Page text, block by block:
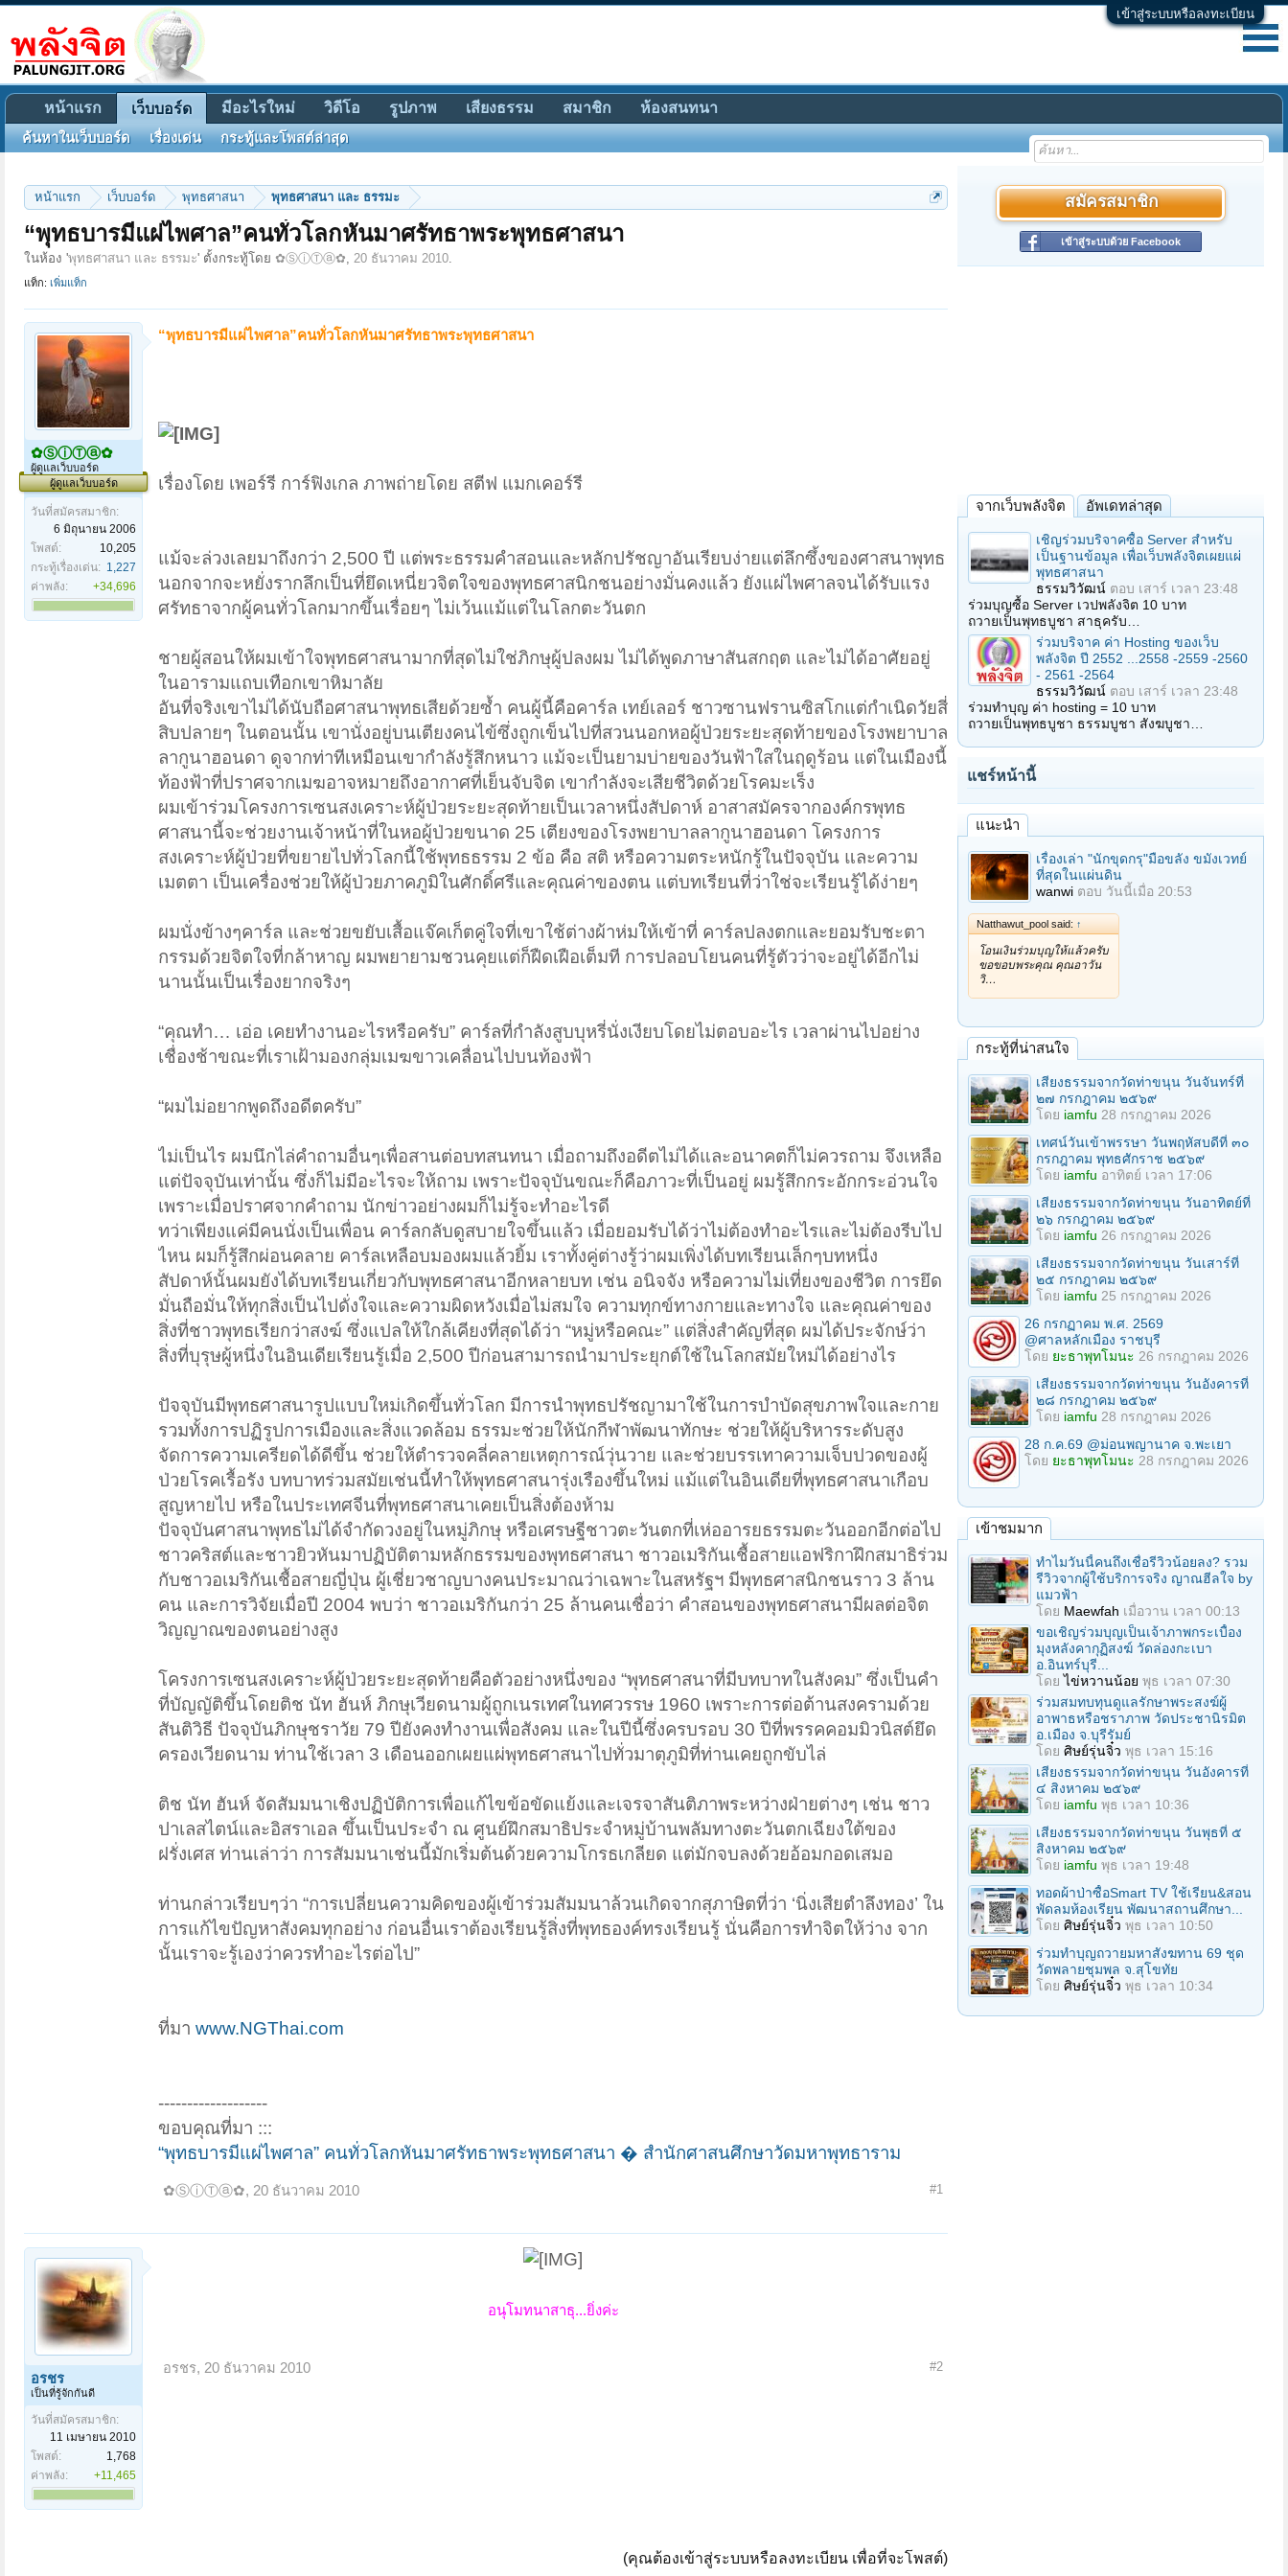
เข้าสู่ระบบหรือลงทะเบียน
หน้าแรก เว็บบอร์ด พุทธศาสนา พุทธศาสนา และ ธรรมะ
“พุทธบารมีแผ่ไพศาล”คนทั่วโลกหันมาศรัทธาพระพุทธศาสนา
ในห้อง 'พุทธศาสนา และ ธรรมะ' ตั้งกระทู้โดย ✿ⓈⓘⓉⓐ✿, 20 ธันวาคม 2010.
แท็ก: เพิ่มแท็ก
✿ⓈⓘⓉⓐ✿
ผู้ดูแลเว็บบอร์ด
ผู้ดูแลเว็บบอร์ด
วันที่สมัครสมาชิก:
6 มิถุนายน 2006
โพสต์:
10,205
กระทู้เรื่องเด่น: 1,227
ค่าพลัง:
+34,696
“พุทธบารมีแผ่ไพศาล”คนทั่วโลกหันมาศรัทธาพระพุทธศาสนา
เรื่องโดย เพอร์รี การ์ฟิงเกล ภาพถ่ายโดย สตีฟ แมกเคอร์รี
แม้จะล่วงเลยมาถึงกว่า 2,500 ปี แต่พระธรรมคำสอนและหลักปรัชญาอันเรียบง่ายแต่ลึกซึ้งของศาสนาพุทธ
นอกจากจะหยั่งรากลึกเป็นที่ยึดเหนี่ยวจิตใจของพุทธศาสนิกชนอย่างมั่นคงแล้ว ยังแผ่ไพศาลจนได้รับแรง
ศรัทธาจากผู้คนทั่วโลกมากขึ้นเรื่อยๆ ไม่เว้นแม้แต่ในโลกตะวันตก
ชายผู้สอนให้ผมเข้าใจพุทธศาสนามากที่สุดไม่ใช่ภิกษุผู้ปลงผม ไม่ได้พูดภาษาสันสกฤต และไม่ได้อาศัยอยู่
ในอารามแถบเทือกเขาหิมาลัย
อันที่จริงเขาไม่ได้นับถือศาสนาพุทธเสียด้วยซ้ำ คนผู้นี้คือคาร์ล เทย์เลอร์ ชาวซานฟรานซิสโกแต่กำเนิดวัยสี่
สิบปลายๆ ในตอนนั้น เขานั่งอยู่บนเตียงคนไข้ซึ่งถูกเข็นไปที่สวนนอกหอผู้ป่วยระยะสุดท้ายของโรงพยาบาล
ลากูนาฮอนดา ดูจากท่าทีเหมือนเขากำลังรู้สึกหนาว แม้จะเป็นยามบ่ายของวันฟ้าใสในฤดูร้อน แต่ในเมืองนี้
ท้องฟ้าที่ปราศจากเมฆอาจหมายถึงอากาศที่เย็นจับจิต เขากำลังจะเสียชีวิตด้วยโรคมะเร็ง
ผมเข้าร่วมโครงการเซนสงเคราะห์ผู้ป่วยระยะสุดท้ายเป็นเวลาหนึ่งสัปดาห์ อาสาสมัครจากองค์กรพุทธ
ศาสนานี้จะช่วยงานเจ้าหน้าที่ในหอผู้ป่วยขนาด 25 เตียงของโรงพยาบาลลากูนาฮอนดา โครงการ
สงเคราะห์ผู้ป่วยที่ขยายไปทั่วโลกนี้ใช้พุทธธรรม 2 ข้อ คือ สติ หรือความตระหนักรู้ในปัจจุบัน และความ
เมตตา เป็นเครื่องช่วยให้ผู้ป่วยภาคภูมิในศักดิ์ศรีและคุณค่าของตน แต่บทเรียนที่ว่าใช่จะเรียนรู้ได้ง่ายๆ
ผมนั่งข้างๆคาร์ล และช่วยขยับเสื้อแจ๊คเก็ตคู่ใจที่เขาใช้ต่างผ้าห่มให้เข้าที่ คาร์ลปลงตกและยอมรับชะตา
กรรมด้วยจิตใจที่กล้าหาญ ผมพยายามชวนคุยแต่ก็ฝืดเฝือเต็มที การปลอบโยนคนที่รู้ตัวว่าจะอยู่ได้อีกไม่
นานนั้นเป็นเรื่องยากจริงๆ
“คุณทำ… เอ่อ เคยทำงานอะไรหรือครับ” คาร์ลที่กำลังสูบบุหรี่นั่งเงียบโดยไม่ตอบอะไร เวลาผ่านไปอย่าง
เชื่องช้าขณะที่เราเฝ้ามองกลุ่มเมฆขาวเคลื่อนไปบนท้องฟ้า
“ผมไม่อยากพูดถึงอดีตครับ”
ไม่เป็นไร ผมนึกไล่คำถามอื่นๆเพื่อสานต่อบทสนทนา เมื่อถามถึงอดีตไม่ได้และอนาคตก็ไม่ควรถาม จึงเหลือ
แต่ปัจจุบันเท่านั้น ซึ่งก็ไม่มีอะไรจะให้ถาม เพราะปัจจุบันขณะก็คือภาวะที่เป็นอยู่ ผมรู้สึกกระอักกระอ่วนใจ
เพราะเมื่อปราศจากคำถาม นักข่าวอย่างผมก็ไม่รู้จะทำอะไรดี
ทว่าเพียงแค่มีคนนั่งเป็นเพื่อน คาร์ลกลับดูสบายใจขึ้นแล้ว เมื่อยอมรับได้ว่าไม่ต้องทำอะไรและไม่ต้องรีบไป
ไหน ผมก็รู้สึกผ่อนคลาย คาร์ลเหลือบมองผมแล้วยิ้ม เราทั้งคู่ต่างรู้ว่าผมเพิ่งได้บทเรียนเล็กๆบทหนึ่ง
สัปดาห์นั้นผมยังได้บทเรียนเกี่ยวกับพุทธศาสนาอีกหลายบท เช่น อนิจจัง หรือความไม่เที่ยงของชีวิต การยึด
มั่นถือมั่นให้ทุกสิ่งเป็นไปดั่งใจและความผิดหวังเมื่อไม่สมใจ ความทุกข์ทางกายและทางใจ และคุณค่าของ
สิ่งที่ชาวพุทธเรียกว่าสงฆ์ ซึ่งแปลให้ใกล้เคียงที่สุดได้ว่า “หมู่หรือคณะ” แต่สิ่งสำคัญที่สุด ผมได้ประจักษ์ว่า
สิ่งที่บุรุษผู้หนึ่งในอินเดียเรียนรู้เมื่อ 2,500 ปีก่อนสามารถนำมาประยุกต์ใช้ในโลกสมัยใหม่ได้อย่างไร
ปัจจุบันมีพุทธศาสนารูปแบบใหม่เกิดขึ้นทั่วโลก มีการนำพุทธปรัชญามาใช้ในการบำบัดสุขภาพใจและกาย
รวมทั้งการปฏิรูปการเมืองและสิ่งแวดล้อม ธรรมะช่วยให้นักกีฬาพัฒนาทักษะ ช่วยให้ผู้บริหารระดับสูง
จัดการความเครียดได้ดีขึ้น ช่วยให้ตำรวจคลี่คลายเหตุการณ์วุ่นวาย และช่วยบรรเทาความเจ็บปวดของผู้
ป่วยโรคเรื้อรัง บทบาทร่วมสมัยเช่นนี้ทำให้พุทธศาสนารุ่งเรืองขึ้นใหม่ แม้แต่ในอินเดียที่พุทธศาสนาเกือบ
สูญหายไป หรือในประเทศจีนที่พุทธศาสนาเคยเป็นสิ่งต้องห้าม
ปัจจุบันศาสนาพุทธไม่ได้จำกัดวงอยู่ในหมู่ภิกษุ หรือเศรษฐีชาวตะวันตกที่เห่ออารยธรรมตะวันออกอีกต่อไป
ชาวคริสต์และชาวยิวหันมาปฏิบัติตามหลักธรรมของพุทธศาสนา ชาวอเมริกันเชื้อสายแอฟริกาฝึกสมาธิร่วม
กับชาวอเมริกันเชื้อสายญี่ปุ่น ผู้เชี่ยวชาญบางคนประมาณว่าเฉพาะในสหรัฐฯ มีพุทธศาสนิกชนราว 3 ล้าน
คน และการวิจัยเมื่อปี 2004 พบว่า ชาวอเมริกันกว่า 25 ล้านคนเชื่อว่า คำสอนของพุทธศาสนามีผลต่อจิต
วิญญาณของตนอย่างสูง
โครงการเซนสงเคราะห์ผู้ป่วยระยะสุดท้ายคือตัวอย่างหนึ่งของ “พุทธศาสนาที่มีบทบาทในสังคม” ซึ่งเป็นคำ
ที่บัญญัติขึ้นโดยติช นัท ฮันห์ ภิกษุเวียดนามผู้ถูกเนรเทศในทศวรรษ 1960 เพราะการต่อต้านสงครามด้วย
สันติวิธี ปัจจุบันภิกษุชราวัย 79 ปียังคงทำงานเพื่อสังคม และในปีนี้ซึ่งครบรอบ 30 ปีที่พรรคคอมมิวนิสต์ยึด
ครองเวียดนาม ท่านใช้เวลา 3 เดือนออกเผยแผ่พุทธศาสนาไปทั่วมาตุภูมิที่ท่านเคยถูกขับไล่
ติช นัท ฮันห์ จัดสัมมนาเชิงปฏิบัติการเพื่อแก้ไขข้อขัดแย้งและเจรจาสันติภาพระหว่างฝ่ายต่างๆ เช่น ชาว
ปาเลสไตน์และอิสราเอล ขึ้นเป็นประจำ ณ ศูนย์ฝึกสมาธิประจำหมู่บ้านพลัมทางตะวันตกเฉียงใต้ของ
ฝรั่งเศส ท่านเล่าว่า การสัมมนาเช่นนี้มักเริ่มต้นด้วยความโกรธเกลียด แต่มักจบลงด้วยอ้อมกอดเสมอ
ท่านกล่าวเรียบๆว่า “การเปลี่ยนความคิดของผู้เข้าร่วมสัมมนาล้วนเกิดจากสุภาษิตที่ว่า ‘นิ่งเสียตำลึงทอง’ ใน
การแก้ไขปัญหาสังคมทุกอย่าง ก่อนอื่นเราต้องเรียนรู้สิ่งที่พุทธองค์ทรงเรียนรู้ นั่นคือการทำจิตให้ว่าง จาก
นั้นเราจะรู้เองว่าควรทำอะไรต่อไป”
ที่มา www.NGThai.com
-------------------
ขอบคุณที่มา :::
“พุทธบารมีแผ่ไพศาล” คนทั่วโลกหันมาศรัทธาพระพุทธศาสนา � สำนักศาสนศึกษาวัดมหาพุทธาราม
✿ⓈⓘⓉⓐ✿, 20 ธันวาคม 2010 #1
อรชร
เป็นที่รู้จักกันดี
วันที่สมัครสมาชิก:
11 เมษายน 2010
โพสต์:
1,768
ค่าพลัง:
+11,465
อนุโมทนาสาธุ...ยิ่งค่ะ
อรชร, 20 ธันวาคม 2010 #2
(คุณต้องเข้าสู่ระบบหรือลงทะเบียน เพื่อที่จะโพสต์)
สมัครสมาชิก
เข้าสู่ระบบด้วย Facebook
จากเว็บพลังจิต อัพเดทล่าสุด
เชิญร่วมบริจาคซื้อ Server สำหรับ
เป็นฐานข้อมูล เพื่อเว็บพลังจิตเผยแผ่
พุทธศาสนา
ธรรมวิวัฒน์ ตอบ เสาร์ เวลา 23:48
ร่วมบุญซื้อ Server เวปพลังจิต 10 บาท
ถวายเป็นพุทธบูชา สาธุครับ…
ร่วมบริจาค ค่า Hosting ของเว็บ
พลังจิต ปี 2552 ...2558 -2559 -2560
- 2561 -2564
ธรรมวิวัฒน์ ตอบ เสาร์ เวลา 23:48
ร่วมทำบุญ ค่า hosting = 10 บาท
ถวายเป็นพุทธบูชา ธรรมบูชา สังฆบูชา…
แชร์หน้านี้
แนะนำ
เรื่องเล่า "นักขุดกรุ"มือขลัง ขมังเวทย์
ที่สุดในแผ่นดิน
wanwi ตอบ วันนี้เมื่อ 20:53
Natthawut_pool said: ↑
โอนเงินร่วมบุญให้แล้วครับ
ขอขอบพระคุณ คุณอาวัน
วิ…
กระทู้ที่น่าสนใจ
เสียงธรรมจากวัดท่าขนุน วันจันทร์ที่
๒๗ กรกฎาคม ๒๕๖๙
โดย iamfu 28 กรกฎาคม 2026
เทศน์วันเข้าพรรษา วันพฤหัสบดีที่ ๓๐
กรกฎาคม พุทธศักราช ๒๕๖๙
โดย iamfu อาทิตย์ เวลา 17:06
เสียงธรรมจากวัดท่าขนุน วันอาทิตย์ที่
๒๖ กรกฎาคม ๒๕๖๙
โดย iamfu 26 กรกฎาคม 2026
เสียงธรรมจากวัดท่าขนุน วันเสาร์ที่
๒๕ กรกฎาคม ๒๕๖๙
โดย iamfu 25 กรกฎาคม 2026
26 กรกฏาคม พ.ศ. 2569
@ศาลหลักเมือง ราชบุรี
โดย ยะธาพุทโมนะ 26 กรกฎาคม 2026
เสียงธรรมจากวัดท่าขนุน วันอังคารที่
๒๘ กรกฎาคม ๒๕๖๙
โดย iamfu 28 กรกฎาคม 2026
28 ก.ค.69 @ม่อนพญานาค จ.พะเยา
โดย ยะธาพุทโมนะ 28 กรกฎาคม 2026
เข้าชมมาก
ทำไมวันนี้คนถึงเชื่อรีวิวน้อยลง? รวม
รีวิวจากผู้ใช้บริการจริง ญาณฮีลใจ by
แมวฟ้า
โดย Maewfah เมื่อวาน เวลา 00:13
ขอเชิญร่วมบุญเป็นเจ้าภาพกระเบื้อง
มุงหลังคากุฏิสงฆ์ วัดล่องกะเบา
อ.อินทร์บุรี...
โดยไข่หวานน้อย พุธ เวลา 07:30
ร่วมสมทบทุนดูแลรักษาพระสงฆ์ผู้
อาพาธหรือชราภาพ วัดประชานิรมิต
อ.เมือง จ.บุรีรัมย์
โดย ศิษย์รุ่นจิ๋ว พุธ เวลา 15:16
เสียงธรรมจากวัดท่าขนุน วันอังคารที่
๔ สิงหาคม ๒๕๖๙
โดย iamfu พุธ เวลา 10:36
เสียงธรรมจากวัดท่าขนุน วันพุธที่ ๕
สิงหาคม ๒๕๖๙
โดย iamfu พุธ เวลา 19:48
ทอดผ้าป่าซื้อSmart TV ใช้เรียน&สอน
พัดลมห้องเรียน พัฒนาสถานศึกษา...
โดย ศิษย์รุ่นจิ๋ว พุธ เวลา 10:50
ร่วมทําบุญถวายมหาสังฆทาน 69 ชุด
วัดพลายชุมพล จ.สุโขทัย
โดย ศิษย์รุ่นจิ๋ว พุธ เวลา 10:34
หน้าแรก เว็บบอร์ด
ค้นหาในเว็บบอร์ด เรื่องเด่น กระทู้และโพสต์ล่าสุด
มีอะไรใหม่ วิดีโอ รูปภาพ เสียงธรรม สมาชิก ห้องสนทนา